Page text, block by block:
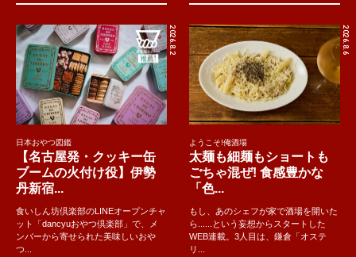
2026.8.2
日本おやつ図鑑
【名古屋発・クッキー缶
ブームの火付け役】伊勢
丹新宿...
食いしん坊倶楽部のLINEオープンチャ
ット「dancyuおやつ倶楽部」で、メ
ンバーから寄せられた美味しいおや
つ...
2026.8.6
ようこそ!俺酒場
太麺も細麺もショートも
ごちゃ混ぜ! 食感豊かな
「色...
もし、あのシェフが家で酒場を開いた
ら......という妄想からスタートした
WEB連載。3人目は、鎌倉「オステ
リ...